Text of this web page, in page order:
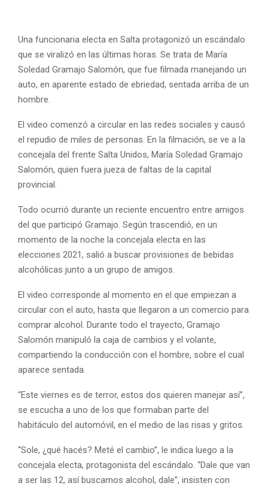
Una funcionaria electa en Salta protagonizó un escándalo
que se viralizó en las últimas horas. Se trata de María
Soledad Gramajo Salomón, que fue filmada manejando un
auto, en aparente estado de ebriedad, sentada arriba de un
hombre.
El video comenzó a circular en las redes sociales y causó
el repudio de miles de personas. En la filmación, se ve a la
concejala del frente Salta Unidos, María Soledad Gramajo
Salomón, quien fuera jueza de faltas de la capital
provincial.
Todo ocurrió durante un reciente encuentro entre amigos
del que participó Gramajo. Según trascendió, en un
momento de la noche la concejala electa en las
elecciones 2021, salió a buscar provisiones de bebidas
alcohólicas junto a un grupo de amigos.
El video corresponde al momento en el que empiezan a
circular con el auto, hasta que llegaron a un comercio para
comprar alcohol. Durante todo el trayecto, Gramajo
Salomón manipuló la caja de cambios y el volante,
compartiendo la conducción con el hombre, sobre el cual
aparece sentada.
“Este viernes es de terror, estos dos quieren manejar así”,
se escucha a uno de los que formaban parte del
habitáculo del automóvil, en el medio de las risas y gritos.
“Sole, ¿qué hacés? Meté el cambio”, le indica luego a la
concejala electa, protagonista del escándalo. “Dale que van
a ser las 12, así buscamos alcohol, dale”, insisten con